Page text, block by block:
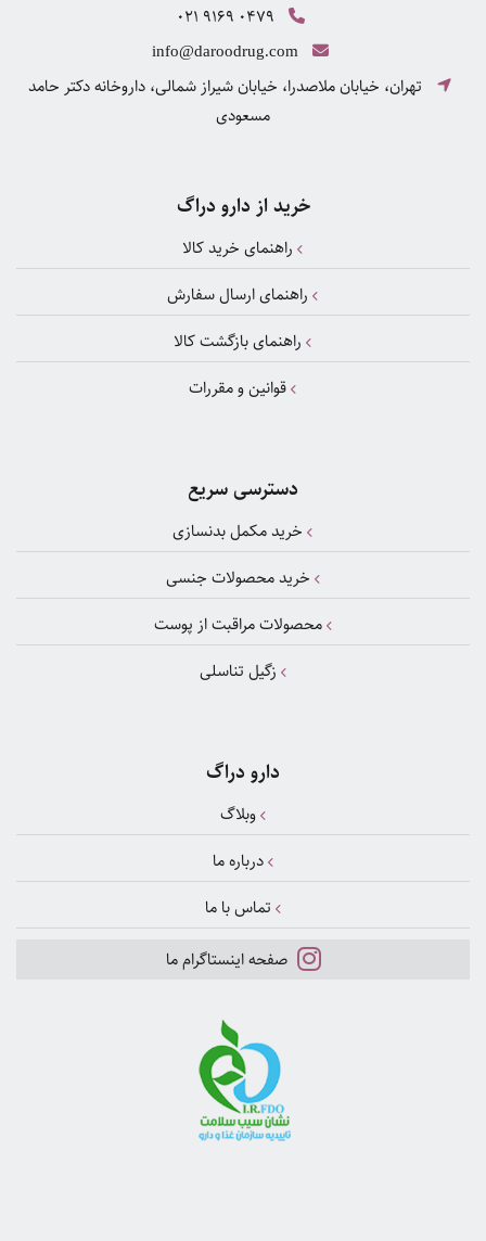
021 9169 0479
info@daroodrug.com
تهران، خیابان ملاصدرا، خیابان شیراز شمالی، داروخانه دکتر حامد
مسعودی
خرید از دارو دراگ
راهنمای خرید کالا
راهنمای ارسال سفارش
راهنمای بازگشت کالا
قوانین و مقررات
دسترسی سریع
خرید مکمل بدنسازی
خرید محصولات جنسی
محصولات مراقبت از پوست
زگیل تناسلی
دارو دراگ
وبلاگ
درباره ما
تماس با ما
صفحه اینستاگرام ما